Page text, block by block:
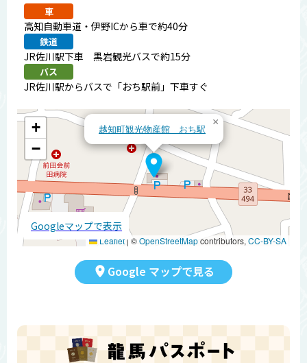
車
高知自動車道・伊野ICから車で約40分
鉄道
JR佐川駅下車 黒岩観光バスで約15分
バス
JR佐川駅からバスで「おち駅前」下車すぐ
越知町観光物産館 おち駅
×
+
−
Leaflet | ©OpenStreetMapcontributors, CC-BY-SA
Googleマップで表示
Google マップで見る